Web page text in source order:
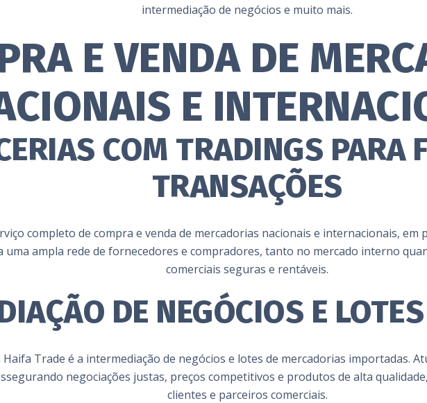
intermediação de negócios e muito mais.
E VENDA DE
E
COM TRADINGS PARA
TRANSAÇÕES
completo de compra e venda de mercadorias nacionais e internacionais,
uma ampla rede de fornecedores e compradores, tanto no mercado interno
comerciais seguras e rentáveis.
DE NEGÓCIOS E
Trade é a intermediação de negócios e lotes de mercadorias importadas.
negociações justas, preços competitivos e produtos de alta
clientes e parceiros comerciais.